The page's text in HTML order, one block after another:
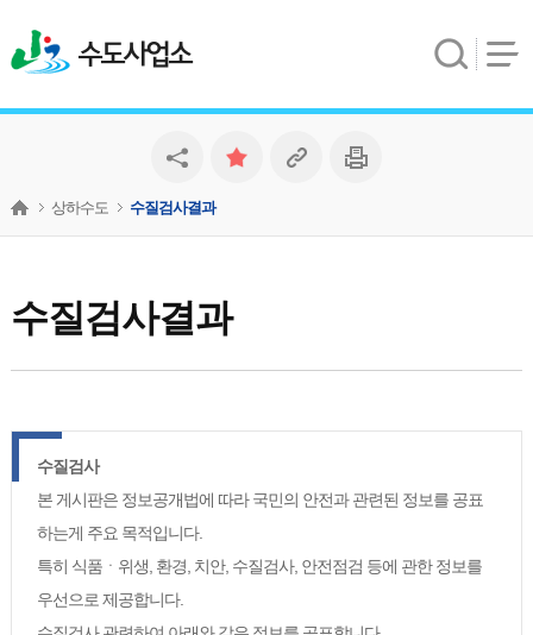
수도사업소
수질검사결과
상하수도 수질검사결과
수질검사
본 게시판은 정보공개법에 따라 국민의 안전과 관련된 정보를 공표
하는게 주요 목적입니다.
특히 식품ㆍ위생, 환경, 치안, 수질검사, 안전점검 등에 관한 정보를
우선으로 제공합니다.